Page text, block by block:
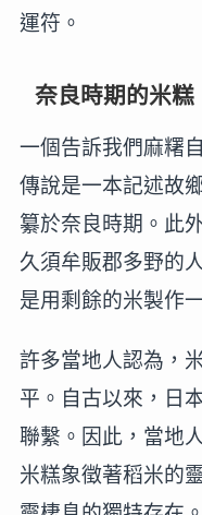
運符。
奈良時期的米糕
一個告訴我們麻糬
傳說是一本記述故
纂於奈良時期。此
久須牟販郡多野的
是用剩餘的米製作
許多當地人認為，
平。自古以來，日
聯繫。因此，當地
米糕象徵著稻米的